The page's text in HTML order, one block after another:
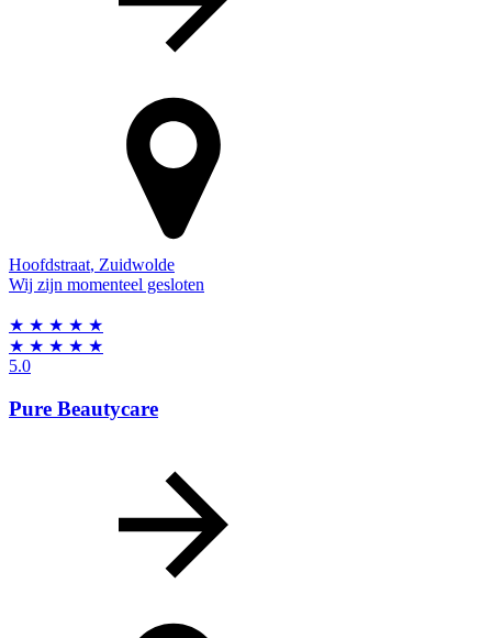
Hoofdstraat, Zuidwolde
Wij zijn momenteel gesloten
★ ★ ★ ★ ★
★ ★ ★ ★ ★
5.0
Pure Beautycare